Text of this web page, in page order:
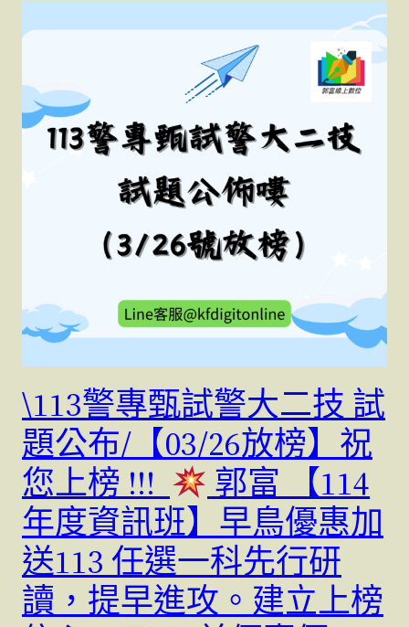
\113警專甄試警大二技 試
題公布/【03/26放榜】祝
您上榜 !!!
郭富 【114
年度資訊班】早鳥優惠加
送113 任選一科先行研
讀，提早進攻。建立上榜